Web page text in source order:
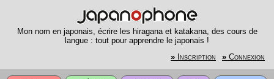
Mon nom en japonais, écrire les hiragana et katakana, des cours de
langue : tout pour apprendre le japonais !
» Inscription » Connexion